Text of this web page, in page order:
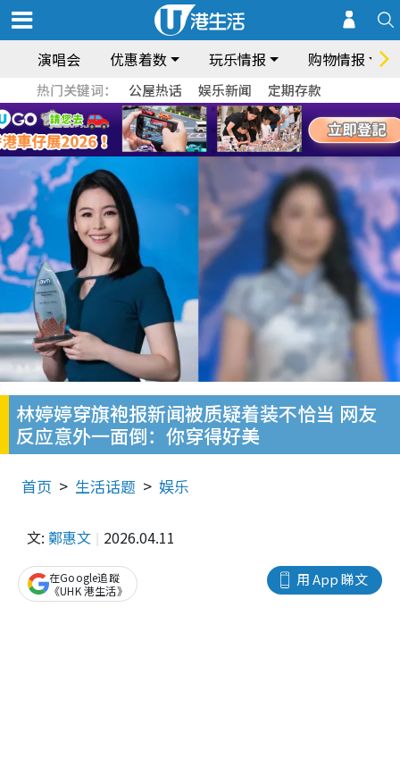
演唱会 优惠着数 玩乐情报 购物情报
热门关键词： 公屋热话 娱乐新闻 定期存款
林婷婷穿旗袍报新闻被质疑着装不恰当 网友
反应意外一面倒：你穿得好美
首页 生活话题 娱乐
文: 鄭惠文 2026.04.11
用 App 睇文
在Google追蹤
《UHK 港生活》